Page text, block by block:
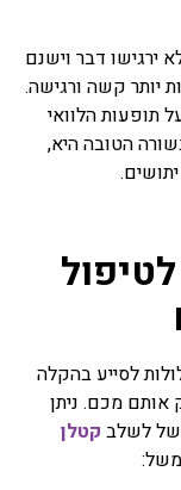
זה שם כולל לכל
חלק מצמח העלים,
פרחים,
כתרופות
צמחי
בצורות שונות
מיובשים,
טיפול
הנחת היסוד
קיים המקור
בו חשוב לא
הרפואי, טיפול
יותר נכון, לרוב
ירגישו דבר וישנם
יותר קשה ורגישה.
תופעות הלוואי
הטובה היא,
לסייע בהקלה
אותם מכם. ניתן
לשלב קטלן